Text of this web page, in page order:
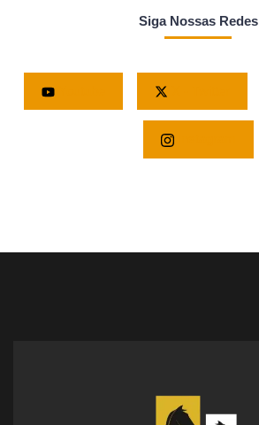
Siga Nossas Redes
Instagram